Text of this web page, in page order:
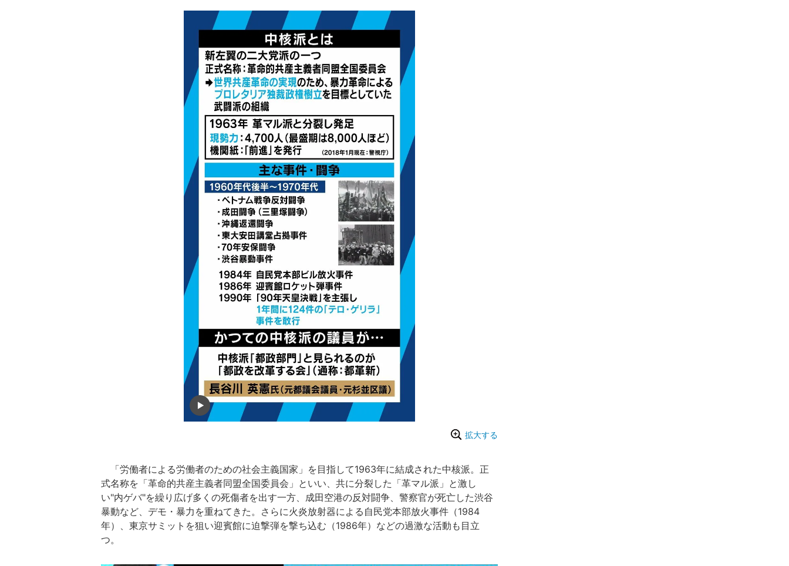
拡大する
「労働者による労働者のための社会主義国家」を目指して1963年に結成された中核派。正
式名称を「革命的共産主義者同盟全国委員会」といい、共に分裂した「革マル派」と激し
い"内ゲバ"を繰り広げ多くの死傷者を出す一方、成田空港の反対闘争、警察官が死亡した渋谷
暴動など、デモ・暴力を重ねてきた。さらに火炎放射器による自民党本部放火事件（1984
年）、東京サミットを狙い迎賓館に迫撃弾を撃ち込む（1986年）などの過激な活動も目立
つ。